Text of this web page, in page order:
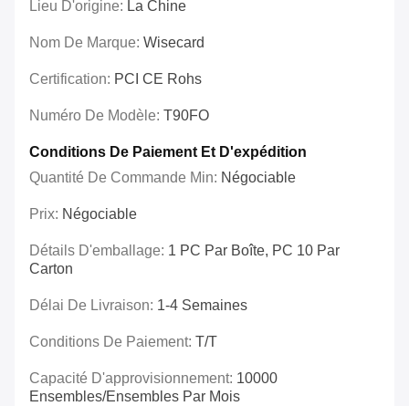
Lieu D'origine: La Chine
Nom De Marque: Wisecard
Certification: PCI CE Rohs
Numéro De Modèle: T90FO
Conditions De Paiement Et D'expédition
Quantité De Commande Min: Négociable
Prix: Négociable
Détails D'emballage: 1 PC Par Boîte, PC 10 Par
Carton
Délai De Livraison: 1-4 Semaines
Conditions De Paiement: T/T
Capacité D'approvisionnement: 10000
Ensembles/ensembles Par Mois